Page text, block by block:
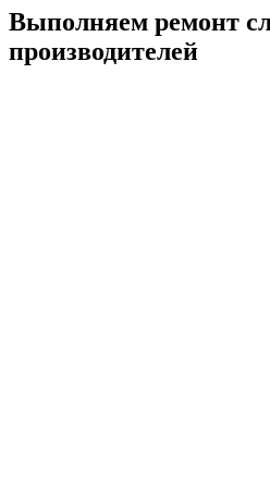
Выполняем ремонт
производителей